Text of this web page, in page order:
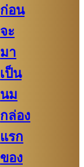
ก่อน
จะ
มา
เป็น
นม
กล่อง
แรก
ของ